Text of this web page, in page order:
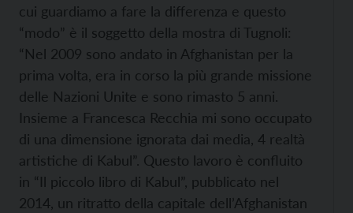
cui guardiamo a fare la differenza e questo
“modo” è il soggetto della mostra di Tugnoli:
“Nel 2009 sono andato in Afghanistan per la
prima volta, era in corso la più grande missione
delle Nazioni Unite e sono rimasto 5 anni.
Insieme a Francesca Recchia mi sono occupato
di una dimensione ignorata dai media, 4 realtà
artistiche di Kabul”. Questo lavoro è confluito
in “Il piccolo libro di Kabul”, pubblicato nel
2014, un ritratto della capitale dell’Afghanistan